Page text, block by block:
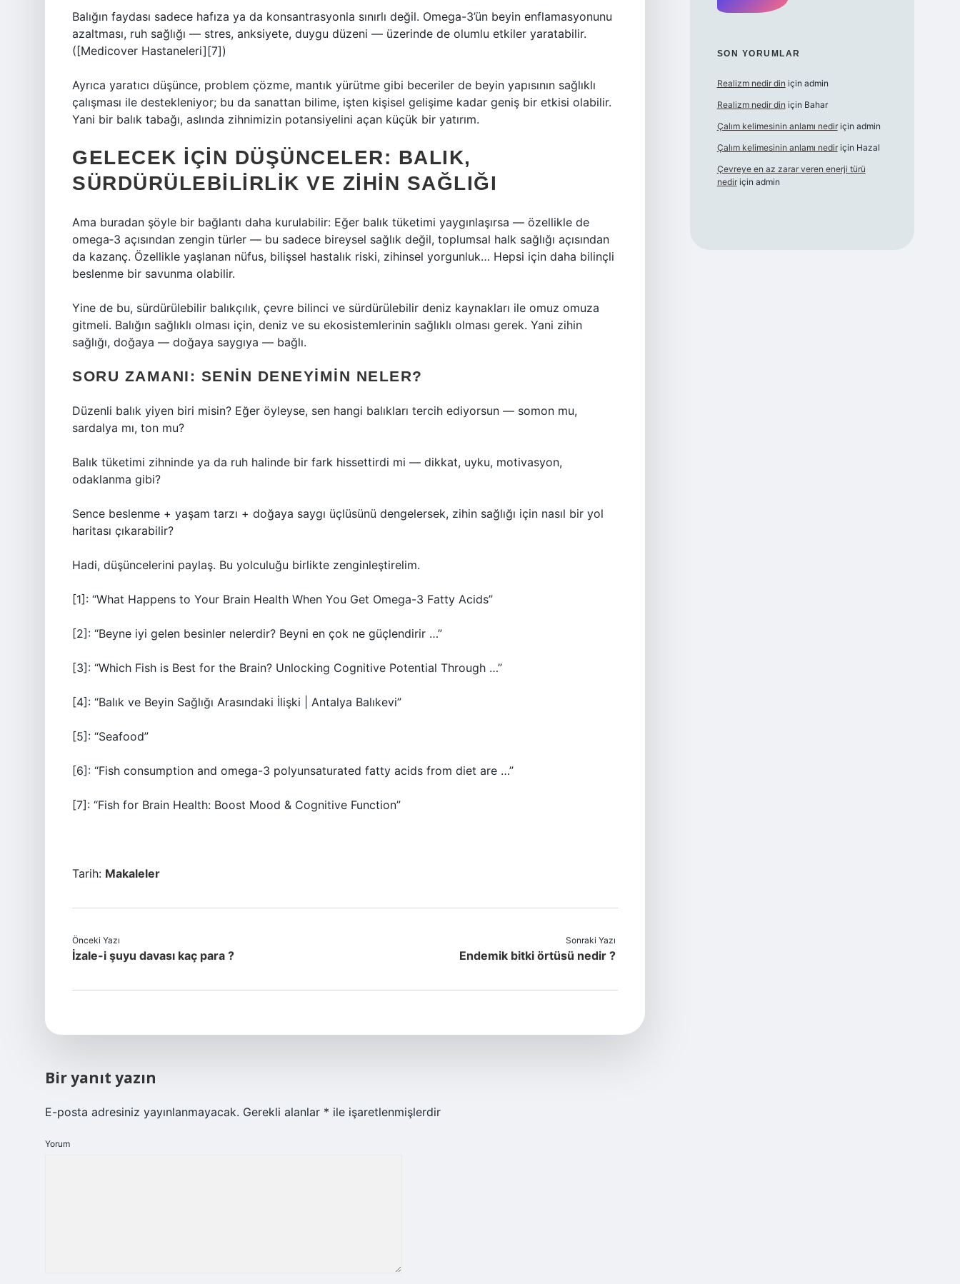
Balığın faydası sadece hafıza ya da konsantrasyonla sınırlı değil. Omega-3’ün beyin enflamasyonunu
azaltması, ruh sağlığı — stres, anksiyete, duygu düzeni — üzerinde de olumlu etkiler yaratabilir.
([Medicover Hastaneleri][7])
Ayrıca yaratıcı düşünce, problem çözme, mantık yürütme gibi beceriler de beyin yapısının sağlıklı
çalışması ile destekleniyor; bu da sanattan bilime, işten kişisel gelişime kadar geniş bir etkisi olabilir.
Yani bir balık tabağı, aslında zihnimizin potansiyelini açan küçük bir yatırım.
GELECEK İÇIN DÜŞÜNCELER: BALIK,
SÜRDÜRÜLEBILIRLIK VE ZIHIN SAĞLIĞI
Ama buradan şöyle bir bağlantı daha kurulabilir: Eğer balık tüketimi yaygınlaşırsa — özellikle de
omega‑3 açısından zengin türler — bu sadece bireysel sağlık değil, toplumsal halk sağlığı açısından
da kazanç. Özellikle yaşlanan nüfus, bilişsel hastalık riski, zihinsel yorgunluk… Hepsi için daha bilinçli
beslenme bir savunma olabilir.
Yine de bu, sürdürülebilir balıkçılık, çevre bilinci ve sürdürülebilir deniz kaynakları ile omuz omuza
gitmeli. Balığın sağlıklı olması için, deniz ve su ekosistemlerinin sağlıklı olması gerek. Yani zihin
sağlığı, doğaya — doğaya saygıya — bağlı.
SORU ZAMANI: SENIN DENEYIMIN NELER?
Düzenli balık yiyen biri misin? Eğer öyleyse, sen hangi balıkları tercih ediyorsun — somon mu,
sardalya mı, ton mu?
Balık tüketimi zihninde ya da ruh halinde bir fark hissettirdi mi — dikkat, uyku, motivasyon,
odaklanma gibi?
Sence beslenme + yaşam tarzı + doğaya saygı üçlüsünü dengelersek, zihin sağlığı için nasıl bir yol
haritası çıkarabilir?
Hadi, düşüncelerini paylaş. Bu yolculuğu birlikte zenginleştirelim.
[1]: “What Happens to Your Brain Health When You Get Omega-3 Fatty Acids”
[2]: “Beyne iyi gelen besinler nelerdir? Beyni en çok ne güçlendirir …”
[3]: “Which Fish is Best for the Brain? Unlocking Cognitive Potential Through …”
[4]: “Balık ve Beyin Sağlığı Arasındaki İlişki | Antalya Balıkevi”
[5]: “Seafood”
[6]: “Fish consumption and omega-3 polyunsaturated fatty acids from diet are …”
[7]: “Fish for Brain Health: Boost Mood & Cognitive Function”
Tarih: Makaleler
Önceki Yazı
İzale-i şuyu davası kaç para ?
Sonraki Yazı
Endemik bitki örtüsü nedir ?
Bir yanıt yazın
E-posta adresiniz yayınlanmayacak. Gerekli alanlar * ile işaretlenmişlerdir
Yorum
SON YORUMLAR
Realizm nedir din için admin
Realizm nedir din için Bahar
Çalım kelimesinin anlamı nediriçin admin
Çalım kelimesinin anlamı nediriçin Hazal
Çevreye en az zarar veren enerji türü
nediriçin admin